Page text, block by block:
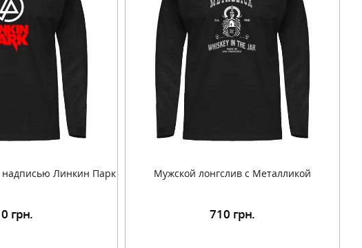
надписью Линкин Парк
грн.
Мужской лонгслив с Металликой
710 грн.